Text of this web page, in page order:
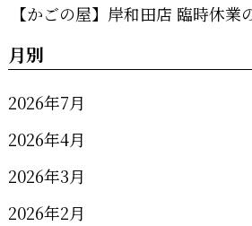
【かごの屋】岸和田店 臨時休業
月別
2026年7月
2026年4月
2026年3月
2026年2月